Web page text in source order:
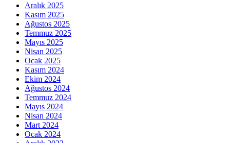
Aralık 2025
Kasım 2025
Ağustos 2025
Temmuz 2025
Mayıs 2025
Nisan 2025
Ocak 2025
Kasım 2024
Ekim 2024
Ağustos 2024
Temmuz 2024
Mayıs 2024
Nisan 2024
Mart 2024
Ocak 2024